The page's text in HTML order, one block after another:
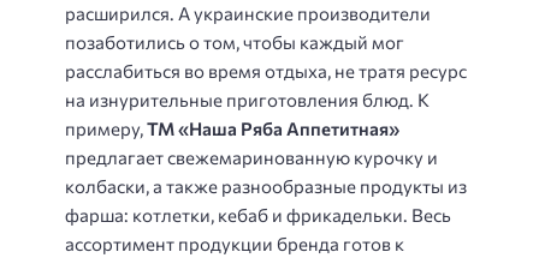
расширился. А украинские производители
позаботились о том, чтобы каждый мог
расслабиться во время отдыха, не тратя ресурс
на изнурительные приготовления блюд. К
примеру,ТМ «Наша Ряба Аппетитная»
предлагает свежемаринованную курочку и
колбаски, а также разнообразные продукты из
фарша: котлетки, кебаб и фрикадельки. Весь
ассортимент продукции бренда готов к